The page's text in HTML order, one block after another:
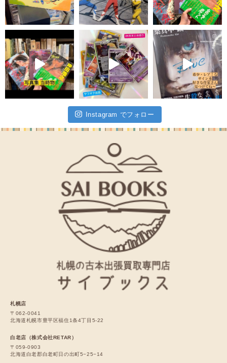
Instagram でフォロー
札幌店
〒062-0041
北海道札幌市豊平区福住1条4丁目5-22
白老店（株式会社RETAR）
〒059-0903
北海道白老郡白老町日の出町5−25−14